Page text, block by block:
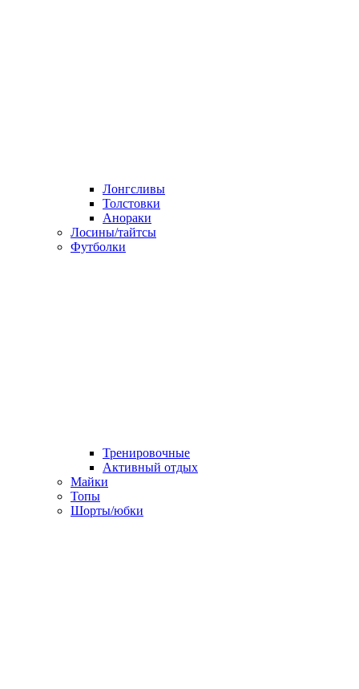
Лонгсливы
Толстовки
Анораки
Лосины/тайтсы
Футболки
Тренировочные
Активный отдых
Майки
Топы
Шорты/юбки